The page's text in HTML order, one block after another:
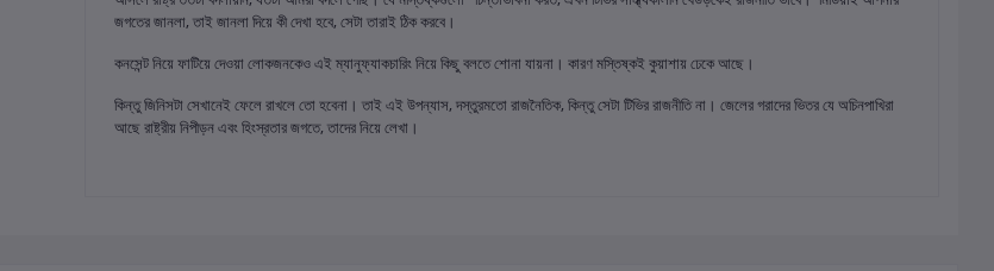
জগতের জানলা, তাই জানলা দিয়ে কী দেখা হবে, সেটা তারাই ঠিক করবে।
কনসেন্ট নিয়ে ফাটিয়ে দেওয়া লোকজনকেও এই ম্যানুফ্যাকচারিং নিয়ে কিছু বলতে শোনা যায়না। কারণ মস্তিষ্কই কুয়াশায় ঢেকে আছে।
কিন্তু জিনিসটা সেখানেই ফেলে রাখলে তো হবেনা। তাই এই উপন্যাস, দস্তুরমতো রাজনৈতিক, কিন্তু সেটা টিভির রাজনীতি না। জেলের গরাদের ভিতর যে অচিনপাখিরা
আছে রাষ্ট্রীয় নিপীড়ন এবং হিংস্রতার জগতে, তাদের নিয়ে লেখা।